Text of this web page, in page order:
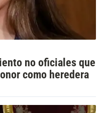
no oficiales que
como heredera